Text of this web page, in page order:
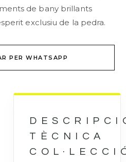
de bany brillants
exclusiu de la pedra.
PER WHATSAPP
TÈCNICA